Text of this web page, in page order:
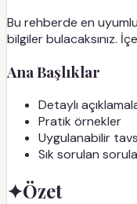
Bu rehberde en
bilgiler bulacaksınız.
Ana Başlıklar
Detaylı
Pratik örnekler
Uygulanabilir
Sık sorulan
✦Özet